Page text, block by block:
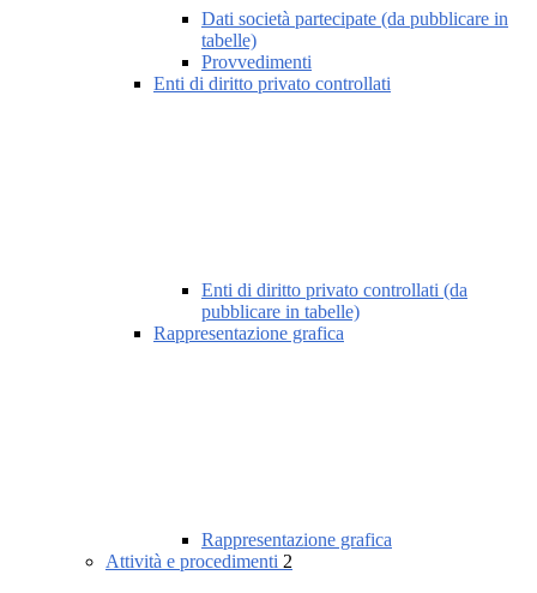
Dati società partecipate (da pubblicare in
tabelle)
Provvedimenti
Enti di diritto privato controllati
Enti di diritto privato controllati (da
pubblicare in tabelle)
Rappresentazione grafica
Rappresentazione grafica
Attività e procedimenti 2